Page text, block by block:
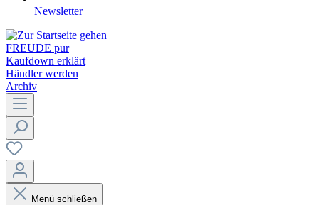
Newsletter
FREUDE pur
Kaufdown erklärt
Händler werden
Archiv
Menü schließen